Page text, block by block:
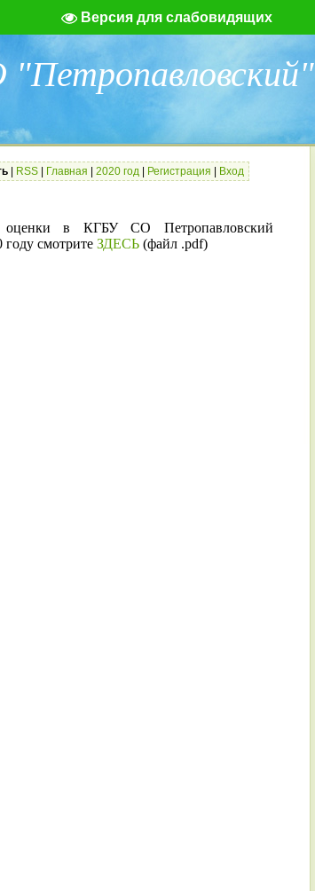
Версия для слабовидящих
RSS Главная 2020 год Регистрация Вход
оценки в КГБУ СО Петропавловский
году смотрите ЗДЕСЬ (файл .pdf)